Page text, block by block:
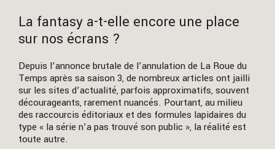
La fantasy a-t-elle encore une place
sur nos écrans ?
Depuis l’annonce brutale de l’annulation de La Roue du
Temps après sa saison 3, de nombreux articles ont jailli
sur les sites d’actualité, parfois approximatifs, souvent
décourageants, rarement nuancés. Pourtant, au milieu
des raccourcis éditoriaux et des formules lapidaires du
type « la série n’a pas trouvé son public », la réalité est
toute autre.